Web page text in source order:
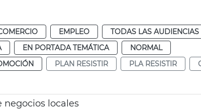
EMPLEO TODAS LAS AUDIENCIAS
EN PORTADA TEMÁTICA
NORMAL
PLAN RESISTIR PLA RESISTIR
negocios locales